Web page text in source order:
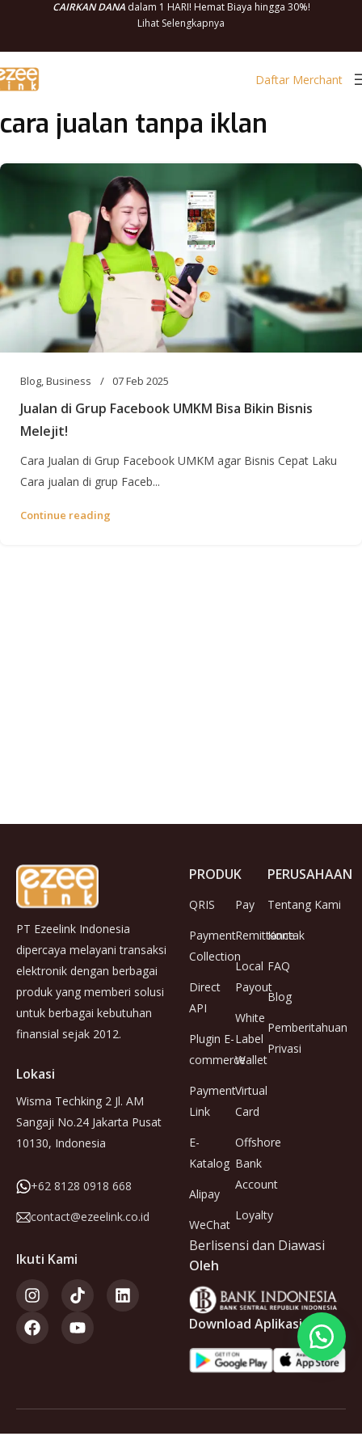
CAIRKAN DANAdalam 1 HARI! Hemat Biaya hingga 30%!
Lihat Selengkapnya
Daftar Merchant
cara jualan tanpa iklan
Blog,Business 07 Feb 2025
Jualan di Grup Facebook UMKM Bisa Bikin Bisnis
Melejit!
Cara Jualan di Grup Facebook UMKM agar Bisnis Cepat Laku
Cara jualan di grup Faceb...
Continue reading
PT Ezeelink Indonesia
dipercaya melayani transaksi
elektronik dengan berbagai
produk yang memberi solusi
untuk berbagai kebutuhan
finansial sejak 2012.
Lokasi
Wisma Techking 2 Jl. AM
Sangaji No.24 Jakarta Pusat
10130, Indonesia
+62 8128 0918 668
contact@ezeelink.co.id
Ikuti Kami
PRODUK
QRIS
Payment
Collection
Direct
API
Plugin E-
commerce
Payment
Link
E-
Katalog
Alipay
WeChat
Pay
Remittance
Local
Payout
White
Label
Wallet
Virtual
Card
Offshore
Bank
Account
Loyalty
PERUSAHAAN
Tentang Kami
Kontak
FAQ
Blog
Pemberitahuan
Privasi
Berlisensi dan Diawasi
Oleh
Download Aplikasi